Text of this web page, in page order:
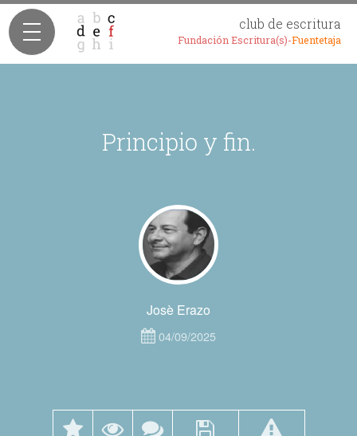
club de escritura
Fundación Escritura(s)-Fuentetaja
Principio y fin.
Josè Erazo
04/09/2025